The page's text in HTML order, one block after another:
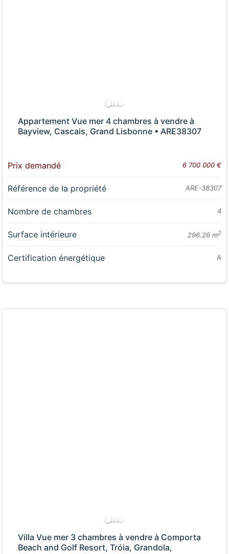
Appartement Vue mer 4 chambres à vendre à
Bayview, Cascais, Grand Lisbonne • ARE38307
Prix demandé 6 700 000 €
Référence de la propriété ARE-38307
Nombre de chambres 4
Surface intérieure 296.26 m2
Certification énergétique A
Villa Vue mer 3 chambres à vendre à Comporta
Beach and Golf Resort, Tróia, Grandola,